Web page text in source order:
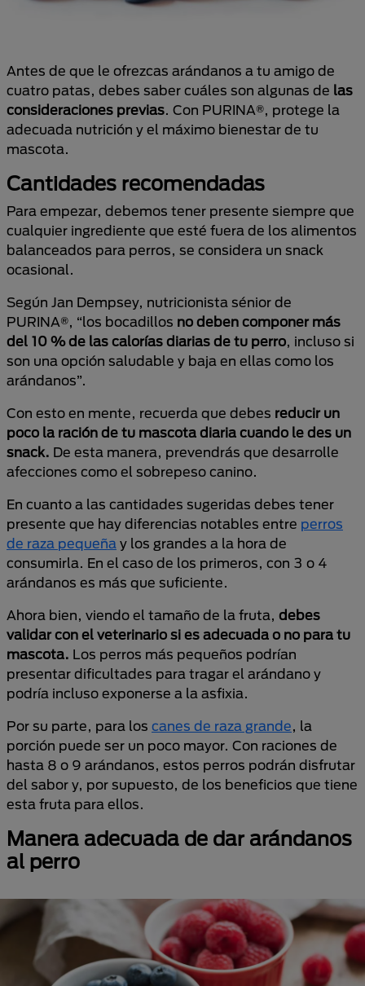
Antes de que le ofrezcas arándanos a tu amigo de
cuatro patas, debes saber cuáles son algunas de las
consideraciones previas. Con PURINA®, protege la
adecuada nutrición y el máximo bienestar de tu
mascota.
Cantidades recomendadas
Para empezar, debemos tener presente siempre que
cualquier ingrediente que esté fuera de los alimentos
balanceados para perros, se considera un snack
ocasional.
Según Jan Dempsey, nutricionista sénior de
PURINA®, “los bocadillos no deben componer más
del 10 % de las calorías diarias de tu perro, incluso si
son una opción saludable y baja en ellas como los
arándanos”.
Con esto en mente, recuerda que debes reducir un
poco la ración de tu mascota diaria cuando le des un
snack. De esta manera, prevendrás que desarrolle
afecciones como el sobrepeso canino.
En cuanto a las cantidades sugeridas debes tener
presente que hay diferencias notables entre perros
de raza pequeña y los grandes a la hora de
consumirla. En el caso de los primeros, con 3 o 4
arándanos es más que suficiente.
Ahora bien, viendo el tamaño de la fruta, debes
validar con el veterinario si es adecuada o no para tu
mascota. Los perros más pequeños podrían
presentar dificultades para tragar el arándano y
podría incluso exponerse a la asfixia.
Por su parte, para los canes de raza grande, la
porción puede ser un poco mayor. Con raciones de
hasta 8 o 9 arándanos, estos perros podrán disfrutar
del sabor y, por supuesto, de los beneficios que tiene
esta fruta para ellos.
Manera adecuada de dar arándanos
al perro